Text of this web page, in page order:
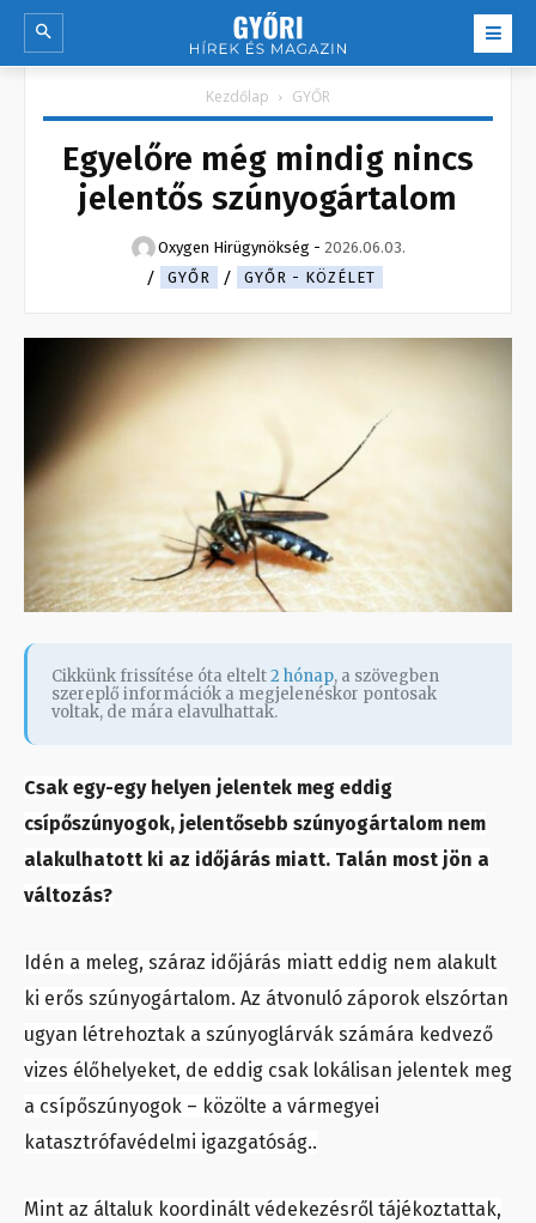
Kezdőlap GYŐR
Egyelőre még mindig nincs
jelentős szúnyogártalom
Oxygen Hirügynökség - 2026.06.03.
GYŐR
GYŐR - KÖZÉLET
Cikkünk frissítése óta eltelt2 hónap, a szövegben
szereplő információk a megjelenéskor pontosak
voltak, de mára elavulhattak.
Csak egy-egy helyen jelentek meg eddig
csípőszúnyogok, jelentősebb szúnyogártalom nem
alakulhatott ki az időjárás miatt. Talán most jön a
változás?
Idén a meleg, száraz időjárás miatt eddig nem alakult
ki erős szúnyogártalom. Az átvonuló záporok elszórtan
ugyan létrehoztak a szúnyoglárvák számára kedvező
vizes élőhelyeket, de eddig csak lokálisan jelentek meg
a csípőszúnyogok – közölte a vármegyei
katasztrófavédelmi igazgatóság..
Mint az általuk koordinált védekezésről tájékoztattak,